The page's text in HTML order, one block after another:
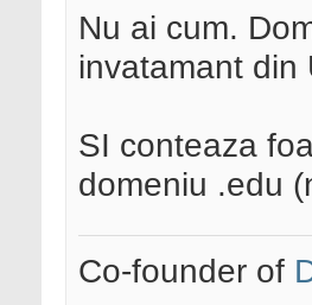
Nu ai cum.
invatamant din
SI conteaza
domeniu .edu
Co-founder of